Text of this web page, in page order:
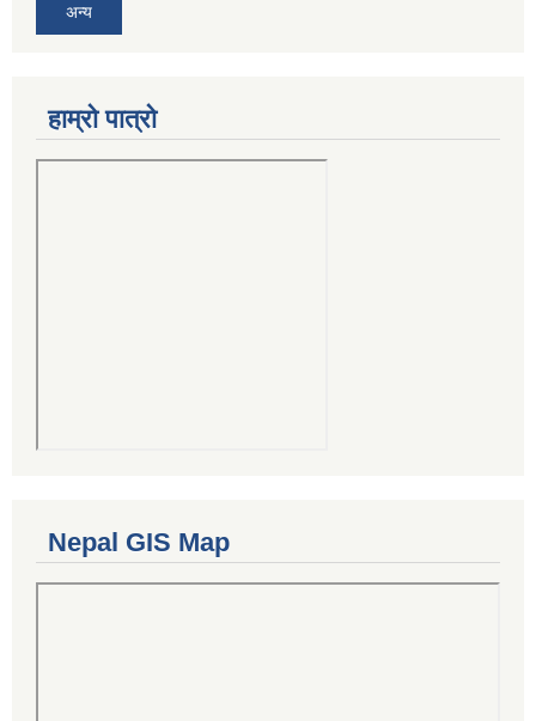
अन्य
हाम्रो पात्रो
Nepal GIS Map